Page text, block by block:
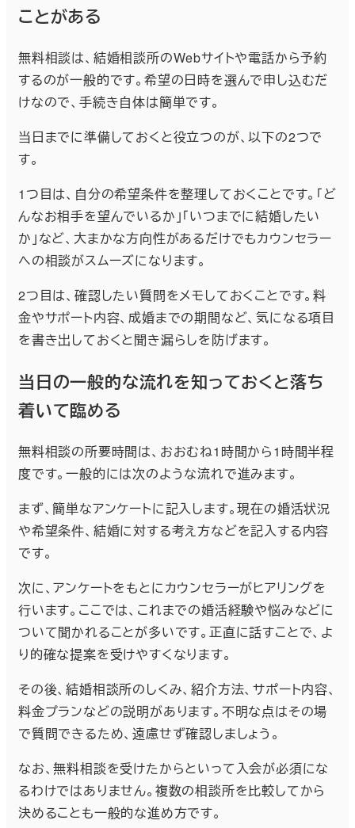
ことがある
無料相談は、結婚相談所のWebサイトや電話から予約
するのが一般的です。希望の日時を選んで申し込むだ
けなので、手続き自体は簡単です。
当日までに準備しておくと役立つのが、以下の2つで
す。
1つ目は、自分の希望条件を整理しておくことです。「ど
んなお相手を望んでいるか」「いつまでに結婚したい
か」など、大まかな方向性があるだけでもカウンセラー
への相談がスムーズになります。
2つ目は、確認したい質問をメモしておくことです。料
金やサポート内容、成婚までの期間など、気になる項目
を書き出しておくと聞き漏らしを防げます。
当日の一般的な流れを知っておくと落ち
着いて臨める
無料相談の所要時間は、おおむね1時間から1時間半程
度です。一般的には次のような流れで進みます。
まず、簡単なアンケートに記入します。現在の婚活状況
や希望条件、結婚に対する考え方などを記入する内容
です。
次に、アンケートをもとにカウンセラーがヒアリングを
行います。ここでは、これまでの婚活経験や悩みなどに
ついて聞かれることが多いです。正直に話すことで、よ
り的確な提案を受けやすくなります。
その後、結婚相談所のしくみ、紹介方法、サポート内容、
料金プランなどの説明があります。不明な点はその場
で質問できるため、遠慮せず確認しましょう。
なお、無料相談を受けたからといって入会が必須にな
るわけではありません。複数の相談所を比較してから
決めることも一般的な進め方です。